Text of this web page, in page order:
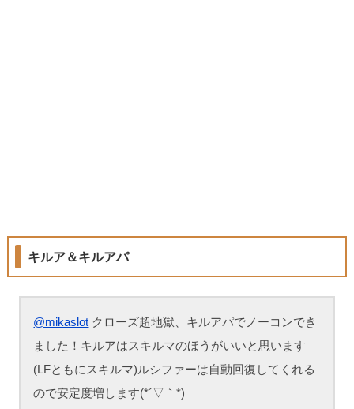
キルア＆キルアパ
@mikaslot クローズ超地獄、キルアパでノーコンでき
ました！キルアはスキルマのほうがいいと思います
(LFともにスキルマ)ルシファーは自動回復してくれる
ので安定度増します(*´▽｀*)